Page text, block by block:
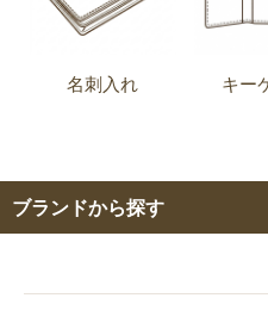
名刺入れ キー
ブランドから探す